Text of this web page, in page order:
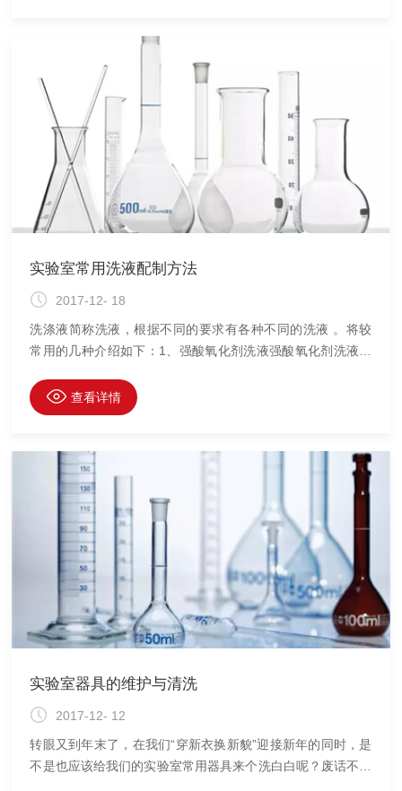
商手册，选择建议的清洗程序与时间。避免清洗温度高于
65℃，特别是在清洗容量器皿（烧瓶、量筒、移液管等）时因
为高温会损坏分度或导致容量改变。聚烯烃塑料
实验室常用洗液配制方法
2017-12- 18
洗涤液简称洗液，根据不同的要求有各种不同的洗液 。将较
常用的几种介绍如下：1、强酸氧化剂洗液强酸氧化剂洗液是
在酸性溶液中，有很强的氧化能力， 对玻璃仪器又及少有侵
蚀作用。所以这种洗液在实验室内使用最广泛。配制浓度各有
使用洗液时要极为小心，常用两种配制方法如下：⑴ 取
100mL工业浓硫酸置于烧杯内，小心加热，然后慢慢加入5g
重铬酸钾粉末，边加边搅拌，待全部溶解并缓慢冷却后
查看详情
实验室器具的维护与清洗
2017-12- 12
转眼又到年末了，在我们“穿新衣换新貌”迎接新年的同时，是
不是也应该给我们的实验室常用器具来个洗白白呢？废话不多